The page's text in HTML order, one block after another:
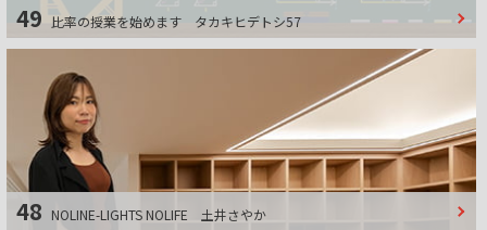
49 比率の授業を始めます タカキヒデトシ57
48 NOLINE-LIGHTS NOLIFE 土井さやか